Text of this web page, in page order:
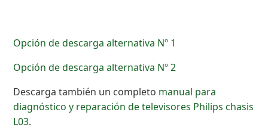
Opción de descarga alternativa Nº 1
Opción de descarga alternativa Nº 2
Descarga también un completo manual para
diagnóstico y reparación de televisores Philips chasis
L03.